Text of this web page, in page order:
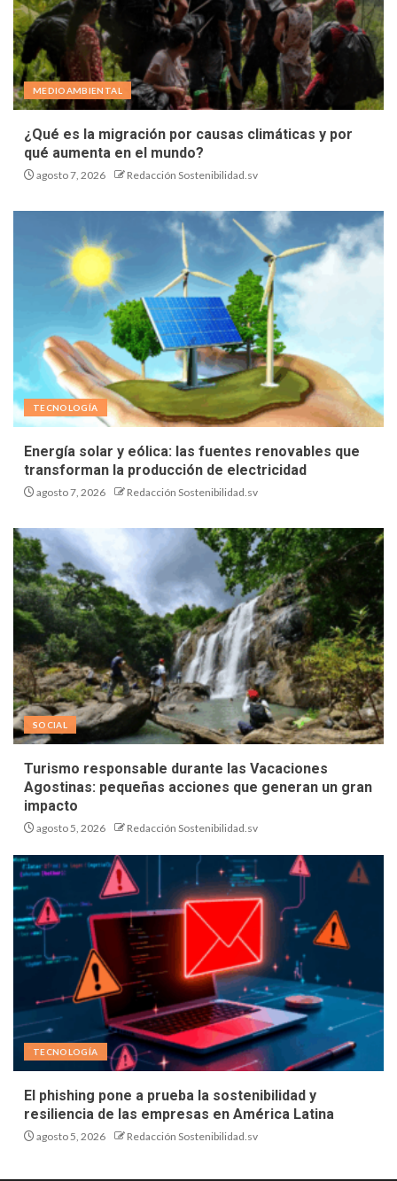
MEDIOAMBIENTAL
¿Qué es la migración por causas climáticas y por
qué aumenta en el mundo?
agosto 7, 2026 Redacción Sostenibilidad.sv
TECNOLOGÍA
Energía solar y eólica: las fuentes renovables que
transforman la producción de electricidad
agosto 7, 2026 Redacción Sostenibilidad.sv
SOCIAL
Turismo responsable durante las Vacaciones
Agostinas: pequeñas acciones que generan un gran
impacto
agosto 5, 2026 Redacción Sostenibilidad.sv
TECNOLOGÍA
El phishing pone a prueba la sostenibilidad y
resiliencia de las empresas en América Latina
agosto 5, 2026 Redacción Sostenibilidad.sv